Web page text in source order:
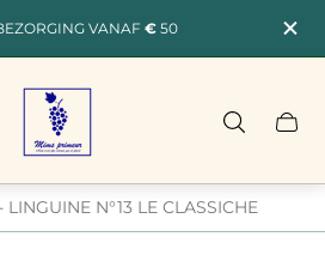
VANAF € 50
Winkellogo"
N°13 LE CLASSICHE